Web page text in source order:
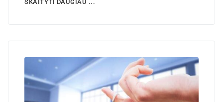
SKAITYTI DAUGIAU ...